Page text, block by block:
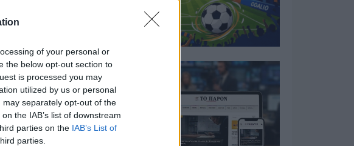
of your personal or
the below opt-out section to
is processed you may
utilized by us or personal
separately opt-out of the
the IAB’s list of downstream
parties on the IAB’s List of
parties.